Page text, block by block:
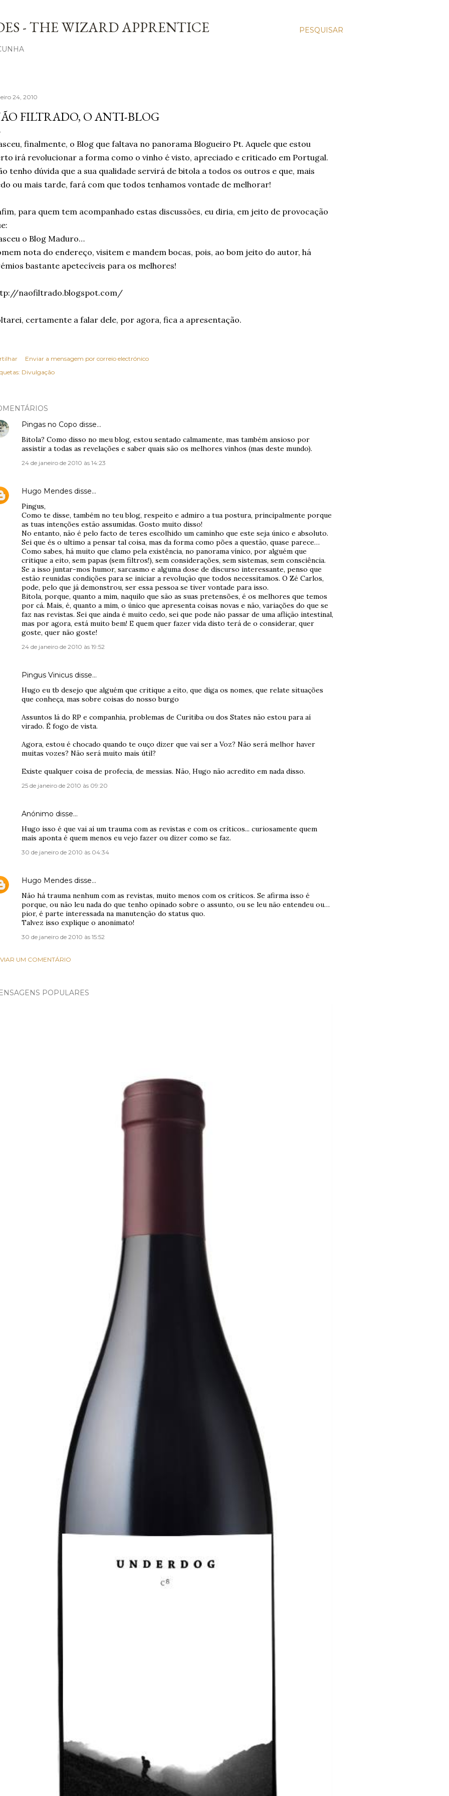
PESQUISAR
- THE WIZARD APPRENTICE
24, 2010
FILTRADO, O ANTI-BLOG
finalmente, o Blog que faltava no panorama Blogueiro Pt. Aquele que estou
irá revolucionar a forma como o vinho é visto, apreciado e criticado em Portugal.
tenho dúvida que a sua qualidade servirá de bitola a todos os outros e que, mais
ou mais tarde, fará com que todos tenhamos vontade de melhorar!
para quem tem acompanhado estas discussões, eu diria, em jeito de provocação
o Blog Maduro…
nota do endereço, visitem e mandem bocas, pois, ao bom jeito do autor, há
bastante apetecíveis para os melhores!
naofiltrado.blogspot.com/
certamente a falar dele, por agora, fica a apresentação.
Enviar a mensagem por correio electrónico
Divulgação
Pingas no Copo disse…
Bitola? Como disso no meu blog, estou sentado calmamente, mas também ansioso por
assistir a todas as revelações e saber quais são os melhores vinhos (mas deste mundo).
24 de janeiro de 2010 às 14:23
Hugo Mendes disse…
Pingus,
Como te disse, também no teu blog, respeito e admiro a tua postura, principalmente porque
as tuas intenções estão assumidas. Gosto muito disso!
No entanto, não é pelo facto de teres escolhido um caminho que este seja único e absoluto.
Sei que és o ultimo a pensar tal coisa, mas da forma como pões a questão, quase parece…
Como sabes, há muito que clamo pela existência, no panorama vínico, por alguém que
critique a eito, sem papas (sem filtros!), sem considerações, sem sistemas, sem consciência.
Se a isso juntar-mos humor, sarcasmo e alguma dose de discurso interessante, penso que
estão reunidas condições para se iniciar a revolução que todos necessitamos. O Zé Carlos,
pode, pelo que já demonstrou, ser essa pessoa se tiver vontade para isso.
Bitola, porque, quanto a mim, naquilo que são as suas pretensões, é os melhores que temos
por cá. Mais, é, quanto a mim, o único que apresenta coisas novas e não, variações do que se
faz nas revistas. Sei que ainda é muito cedo, sei que pode não passar de uma aflição intestinal,
mas por agora, está muito bem! E quem quer fazer vida disto terá de o considerar, quer
goste, quer não goste!
24 de janeiro de 2010 às 19:52
Pingus Vinicus disse…
Hugo eu tb desejo que alguém que critique a eito, que diga os nomes, que relate situações
que conheça, mas sobre coisas do nosso burgo
Assuntos lá do RP e companhia, problemas de Curitiba ou dos States não estou para aí
virado. É fogo de vista.
Agora, estou é chocado quando te ouço dizer que vai ser a Voz? Não será melhor haver
muitas vozes? Não será muito mais útil?
Existe qualquer coisa de profecia, de messias. Não, Hugo não acredito em nada disso.
25 de janeiro de 2010 às 09:20
Anónimo disse…
Hugo isso é que vai aí um trauma com as revistas e com os críticos... curiosamente quem
mais aponta é quem menos eu vejo fazer ou dizer como se faz.
30 de janeiro de 2010 às 04:34
Hugo Mendes disse…
Não há trauma nenhum com as revistas, muito menos com os críticos. Se afirma isso é
porque, ou não leu nada do que tenho opinado sobre o assunto, ou se leu não entendeu ou…
pior, é parte interessada na manutenção do status quo.
Talvez isso explique o anonimato!
30 de janeiro de 2010 às 15:52
UM COMENTÁRIO
POPULARES